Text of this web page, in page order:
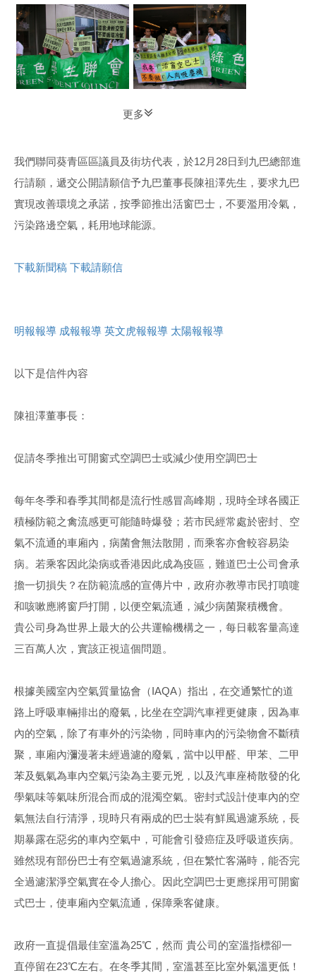
更多
我們聯同葵青區區議員及街坊代表，於12月28日到九巴總部進
行請願，遞交公開請願信予九巴董事長陳祖澤先生，要求九巴
實現改善環境之承諾，按季節推出活窗巴士，不要濫用冷氣，
污染路邊空氣，耗用地球能源。
下載新聞稿 下載請願信
明報報導 成報報導 英文虎報報導 太陽報報導
以下是信件內容
陳祖澤董事長：
促請冬季推出可開窗式空調巴士或減少使用空調巴士
每年冬季和春季其間都是流行性感冒高峰期，現時全球各國正
積極防範之禽流感更可能隨時爆發；若市民經常處於密封、空
氣不流通的車廂內，病菌會無法散開，而乘客亦會較容易染
病。若乘客因此染病或香港因此成為疫區，難道巴士公司會承
擔一切損失？在防範流感的宣傳片中，政府亦教導市民打噴嚏
和咳嗽應將窗戶打開，以便空氣流通，減少病菌聚積機會。
貴公司身為世界上最大的公共運輸機構之一，每日載客量高達
三百萬人次，實該正視這個問題。
根據美國室內空氣質量協會（IAQA）指出，在交通繁忙的道
路上呼吸車輛排出的廢氣，比坐在空調汽車裡更健康，因為車
內的空氣，除了有車外的污染物，同時車內的污染物會不斷積
聚，車廂內瀰漫著未經過濾的廢氣，當中以甲醛、甲苯、二甲
苯及氨氣為車內空氣污染為主要元兇，以及汽車座椅散發的化
學氣味等氣味所混合而成的混濁空氣。密封式設計使車內的空
氣無法自行清淨，現時只有兩成的巴士裝有鮮風過濾系統，長
期暴露在惡劣的車內空氣中，可能會引發癌症及呼吸道疾病。
雖然現有部份巴士有空氣過濾系統，但在繁忙客滿時，能否完
全過濾潔淨空氣實在令人擔心。因此空調巴士更應採用可開窗
式巴士，使車廂內空氣流通，保障乘客健康。
政府一直提倡最佳室溫為25℃，然而 貴公司的室溫指標卻一
直停留在23℃左右。在冬季其間，室溫甚至比室外氣溫更低！